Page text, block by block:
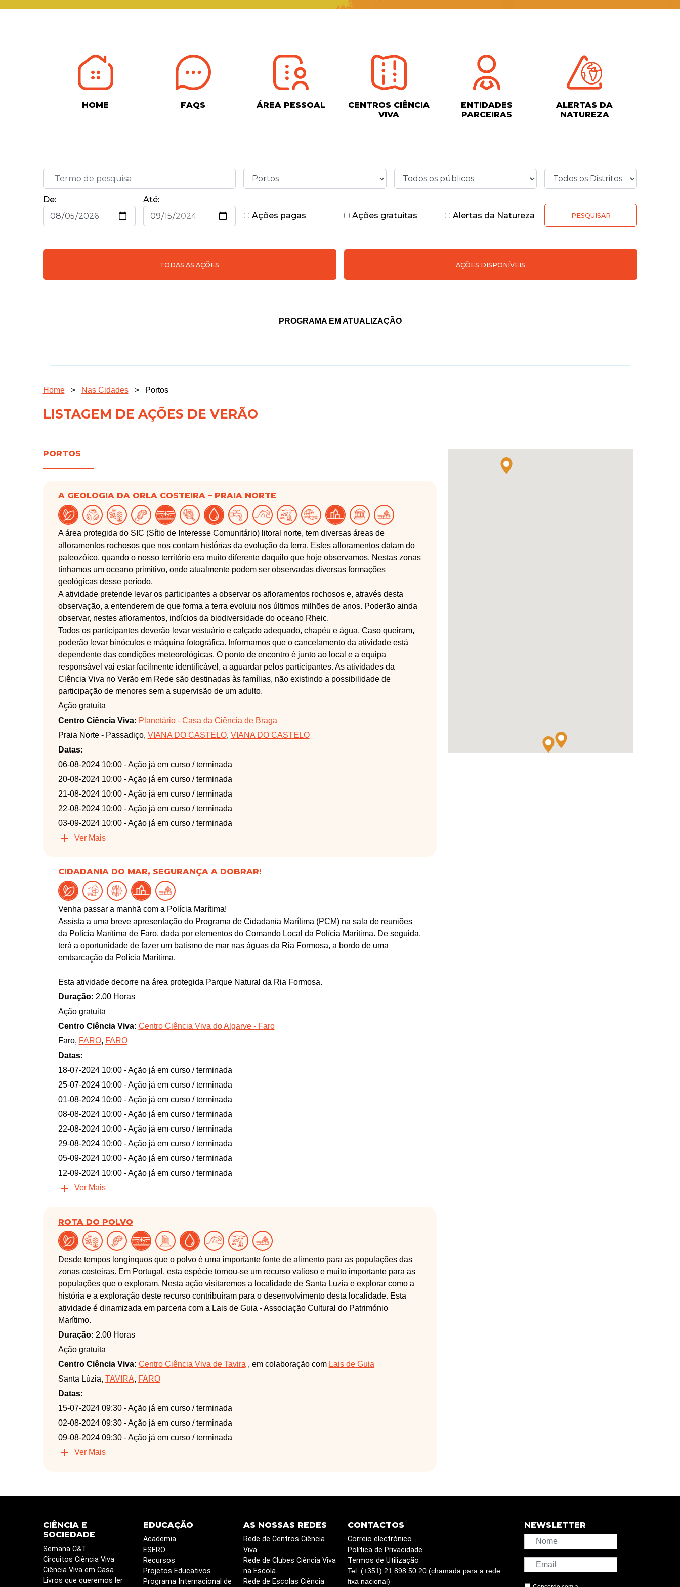
HOME FAQS ÁREA PESSOAL
CENTROS CIÊNCIA
VIVA
ENTIDADES
PARCEIRAS
ALERTAS DA
NATUREZA
De:
Até:
Ações pagas
Ações gratuitas Alertas da Natureza PESQUISAR
TODAS AS AÇÕES AÇÕES DISPONÍVEIS
PROGRAMA EM ATUALIZAÇÃO
Home > Nas Cidades > Portos
LISTAGEM DE AÇÕES DE VERÃO
PORTOS
A GEOLOGIA DA ORLA COSTEIRA – PRAIA NORTE
A área protegida do SIC (Sítio de Interesse Comunitário) litoral norte, tem diversas áreas de
afloramentos rochosos que nos contam histórias da evolução da terra. Estes afloramentos datam do
paleozóico, quando o nosso território era muito diferente daquilo que hoje observamos. Nestas zonas
tínhamos um oceano primitivo, onde atualmente podem ser observadas diversas formações
geológicas desse período.
A atividade pretende levar os participantes a observar os afloramentos rochosos e, através desta
observação, a entenderem de que forma a terra evoluiu nos últimos milhões de anos. Poderão ainda
observar, nestes afloramentos, indícios da biodiversidade do oceano Rheic.
Todos os participantes deverão levar vestuário e calçado adequado, chapéu e água. Caso queiram,
poderão levar binóculos e máquina fotográfica. Informamos que o cancelamento da atividade está
dependente das condições meteorológicas. O ponto de encontro é junto ao local e a equipa
responsável vai estar facilmente identificável, a aguardar pelos participantes. As atividades da
Ciência Viva no Verão em Rede são destinadas às famílias, não existindo a possibilidade de
participação de menores sem a supervisão de um adulto.
Ação gratuita
Centro Ciência Viva: Planetário - Casa da Ciência de Braga
Praia Norte - Passadiço, VIANA DO CASTELO, VIANA DO CASTELO
Datas:
06-08-2024 10:00 - Ação já em curso / terminada
20-08-2024 10:00 - Ação já em curso / terminada
21-08-2024 10:00 - Ação já em curso / terminada
22-08-2024 10:00 - Ação já em curso / terminada
03-09-2024 10:00 - Ação já em curso / terminada
Ver Mais
CIDADANIA DO MAR, SEGURANÇA A DOBRAR!
Venha passar a manhã com a Polícia Marítima!
Assista a uma breve apresentação do Programa de Cidadania Marítima (PCM) na sala de reuniões
da Polícia Marítima de Faro, dada por elementos do Comando Local da Polícia Marítima. De seguida,
terá a oportunidade de fazer um batismo de mar nas águas da Ria Formosa, a bordo de uma
embarcação da Polícia Marítima.
Esta atividade decorre na área protegida Parque Natural da Ria Formosa.
Duração: 2.00 Horas
Ação gratuita
Centro Ciência Viva: Centro Ciência Viva do Algarve - Faro
Faro, FARO, FARO
Datas:
18-07-2024 10:00 - Ação já em curso / terminada
25-07-2024 10:00 - Ação já em curso / terminada
01-08-2024 10:00 - Ação já em curso / terminada
08-08-2024 10:00 - Ação já em curso / terminada
22-08-2024 10:00 - Ação já em curso / terminada
29-08-2024 10:00 - Ação já em curso / terminada
05-09-2024 10:00 - Ação já em curso / terminada
12-09-2024 10:00 - Ação já em curso / terminada
Ver Mais
ROTA DO POLVO
Desde tempos longínquos que o polvo é uma importante fonte de alimento para as populações das
zonas costeiras. Em Portugal, esta espécie tornou-se um recurso valioso e muito importante para as
populações que o exploram. Nesta ação visitaremos a localidade de Santa Luzia e explorar como a
história e a exploração deste recurso contribuíram para o desenvolvimento desta localidade. Esta
atividade é dinamizada em parceria com a Lais de Guia - Associação Cultural do Património
Marítimo.
Duração: 2.00 Horas
Ação gratuita
Centro Ciência Viva: Centro Ciência Viva de Tavira , em colaboração com Lais de Guia
Santa Lúzia, TAVIRA, FARO
Datas:
15-07-2024 09:30 - Ação já em curso / terminada
02-08-2024 09:30 - Ação já em curso / terminada
09-08-2024 09:30 - Ação já em curso / terminada
Ver Mais
CIÊNCIA E
SOCIEDADE
Semana C&T
Circuitos Ciência Viva
Ciência Viva em Casa
Livros que queremos ler
EDUCAÇÃO
Academia
ESERO
Recursos
Projetos Educativos
Programa Internacional de
AS NOSSAS REDES
Rede de Centros Ciência
Viva
Rede de Clubes Ciência Viva
na Escola
Rede de Escolas Ciência
CONTACTOS
Correio electrónico
Política de Privacidade
Termos de Utilização
Tel: (+351) 21 898 50 20 (chamada para a rede
fixa nacional)
NEWSLETTER